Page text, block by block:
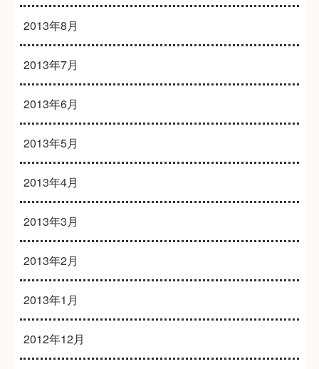
2013年8月
2013年7月
2013年6月
2013年5月
2013年4月
2013年3月
2013年2月
2013年1月
2012年12月